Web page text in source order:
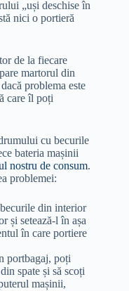
„uși deschise în
nici o portieră
de la fiecare
martorul din
problema este
care îl poți
cu becurile
bateria mașinii
nostru de consum.
problemei:
din interior
și setează-l în așa
în care portiere
portbagaj, poți
spate și să scoți
mașinii,